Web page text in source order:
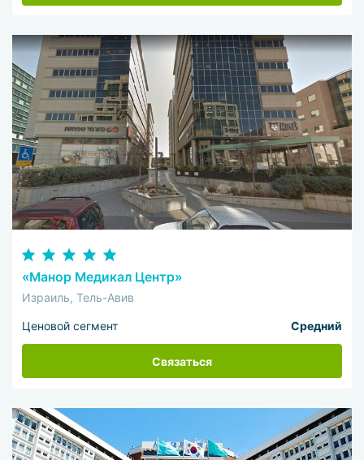
«Манор Медикал Центр»
Израиль, Тель-Авив
Ценовой сегмент Средний
Связаться